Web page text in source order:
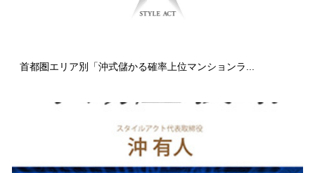
首都圏エリア別「沖式儲かる確率上位マンションラ...